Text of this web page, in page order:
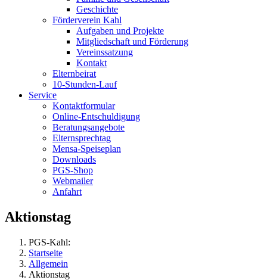
Geschichte
Förderverein Kahl
Aufgaben und Projekte
Mitgliedschaft und Förderung
Vereinssatzung
Kontakt
Elternbeirat
10-Stunden-Lauf
Service
Kontaktformular
Online-Entschuldigung
Beratungsangebote
Elternsprechtag
Mensa-Speiseplan
Downloads
PGS-Shop
Webmailer
Anfahrt
Aktionstag
PGS-Kahl:
Startseite
Allgemein
Aktionstag